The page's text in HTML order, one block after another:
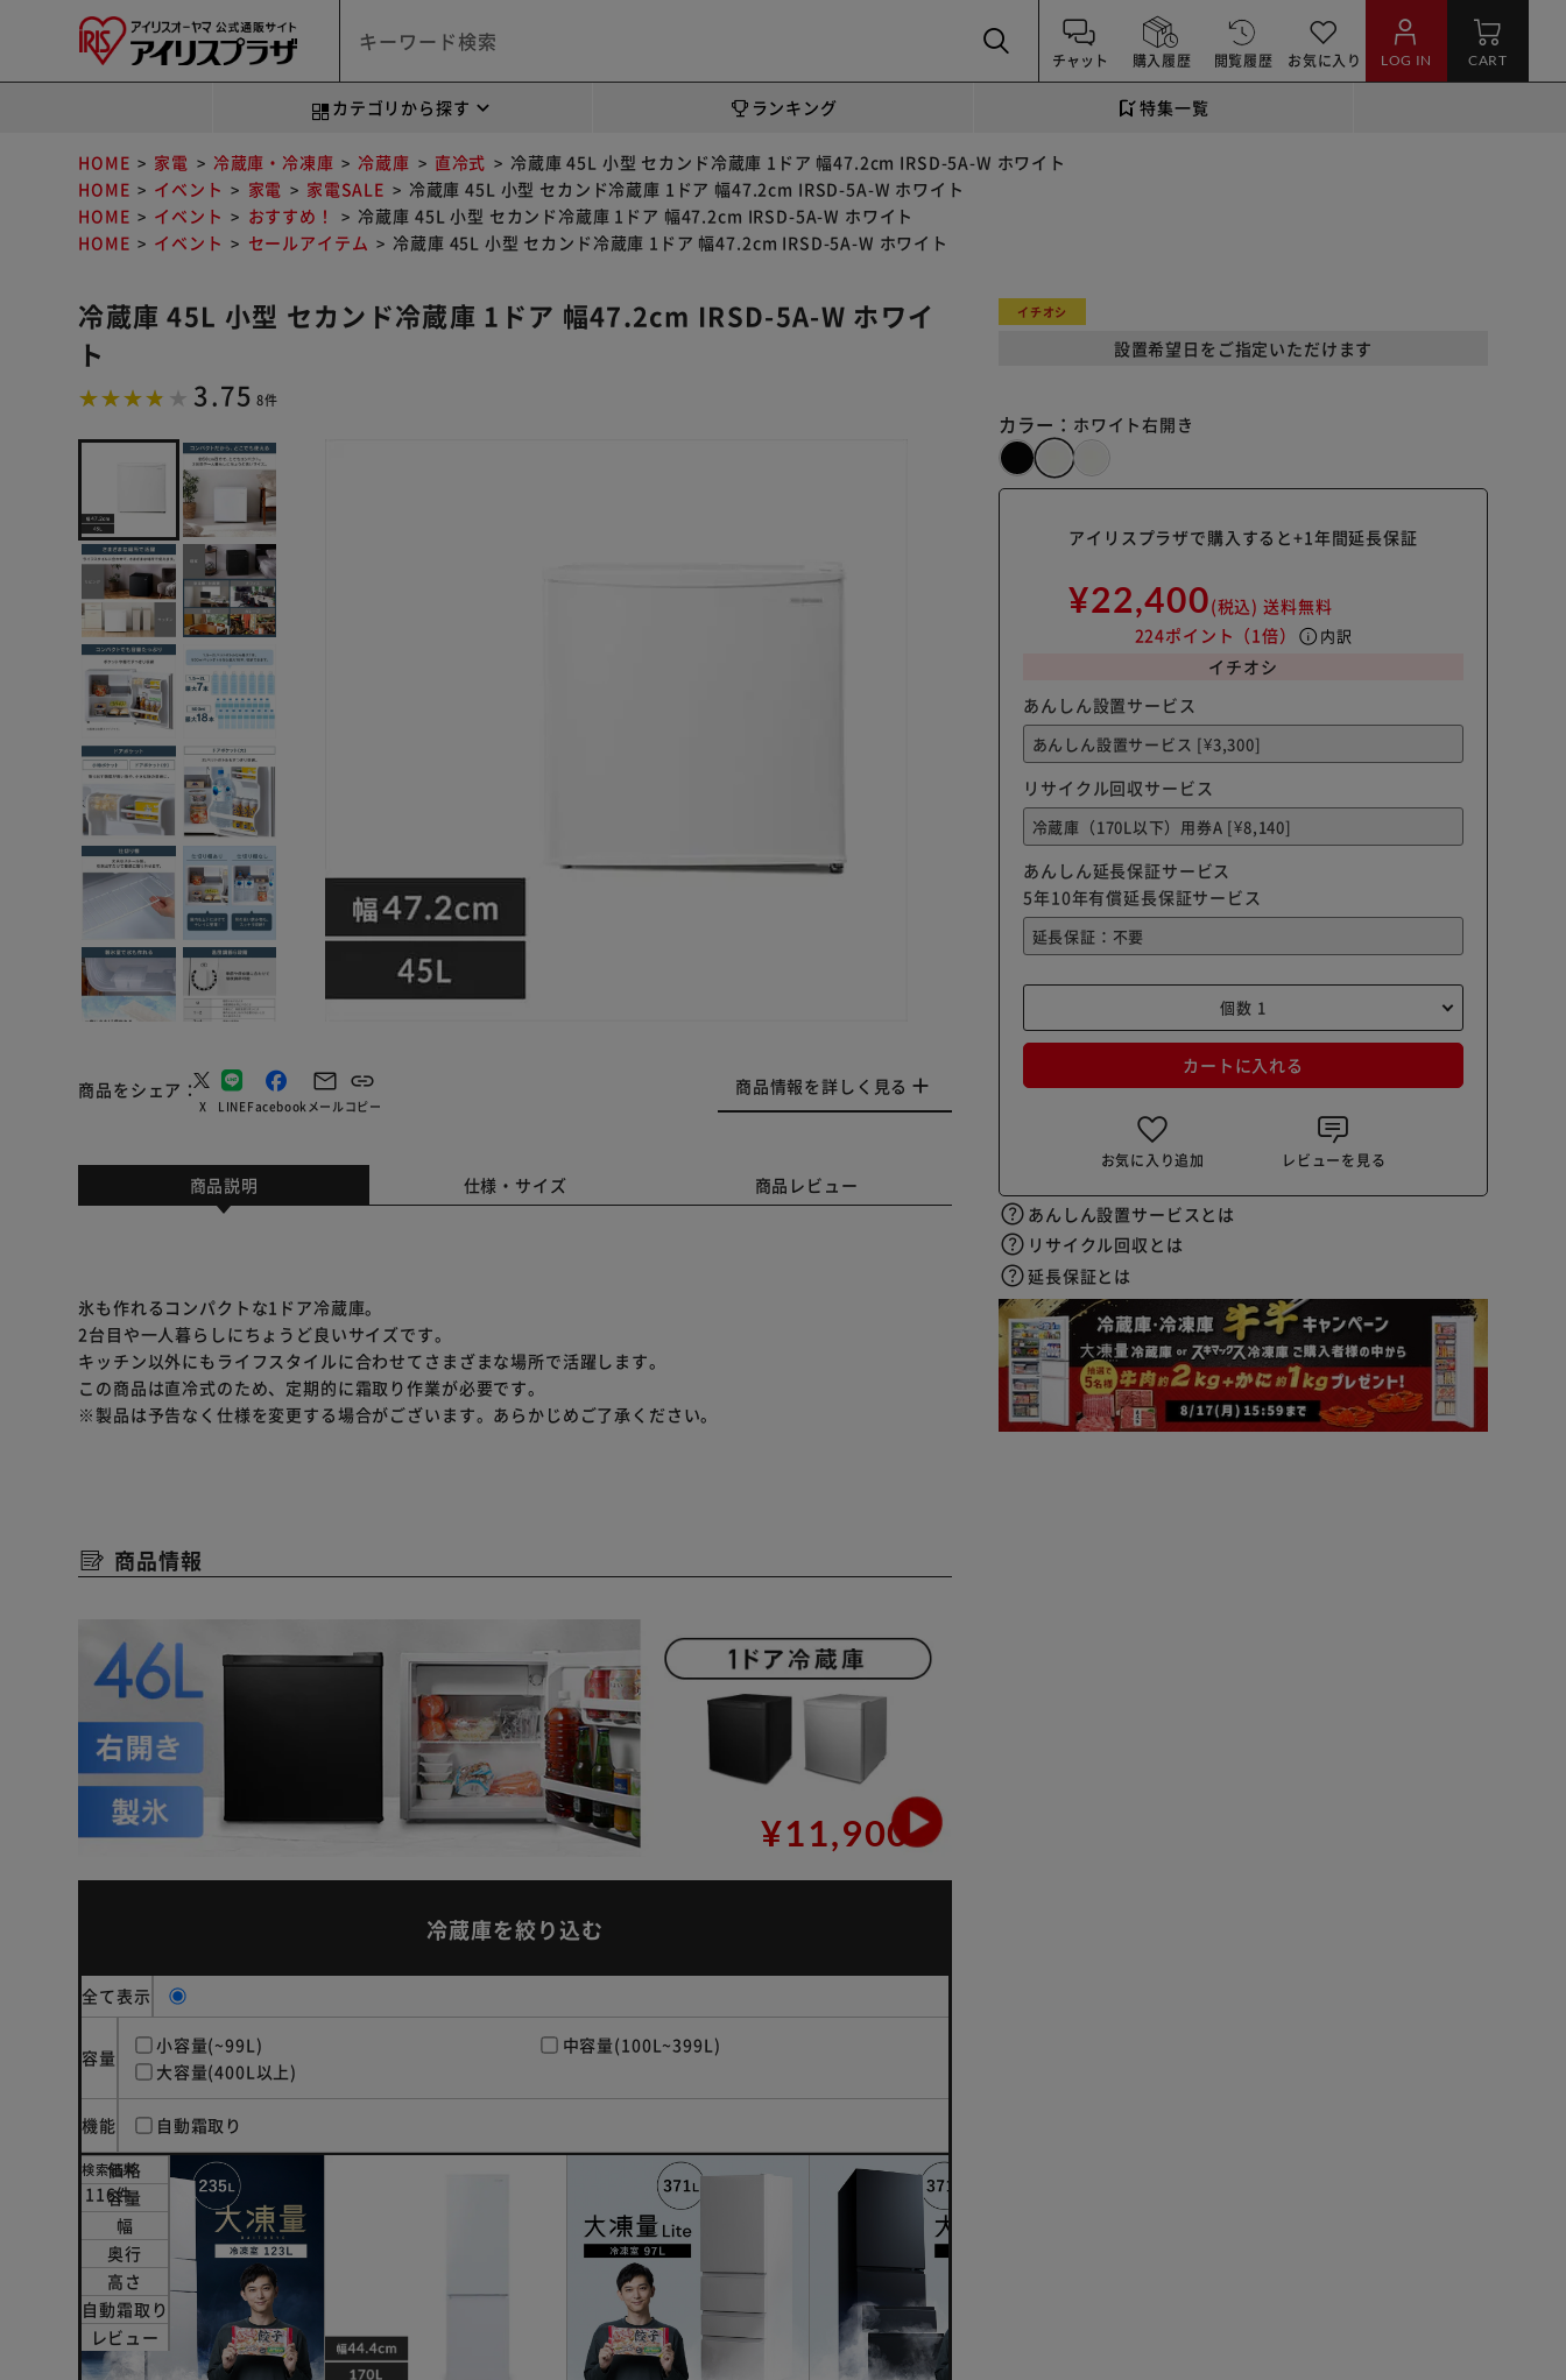
チャット 購入履歴 閲覧履歴 お気に入り LOG IN CART
カテゴリから探す ランキング 特集一覧
HOME 家電 冷蔵庫・冷凍庫 冷蔵庫 直冷式
冷蔵庫 45L 小型 セカンド冷蔵庫 1ドア 幅47.2cm IRSD-5A-W ホワイト
HOME
イベント 家電 家電SALE
冷蔵庫 45L 小型 セカンド冷蔵庫 1ドア 幅47.2cm IRSD-5A-W ホワイト
HOME
イベント おすすめ！
冷蔵庫 45L 小型 セカンド冷蔵庫 1ドア 幅47.2cm IRSD-5A-W ホワイト
HOME
イベント セールアイテム 冷蔵庫 45L 小型 セカンド冷蔵庫 1ドア 幅47.2cm IRSD-5A-W ホワイト
冷蔵庫 45L 小型 セカンド冷蔵庫 1ドア 幅47.2cm IRSD-5A-W ホワイ
ト
3.75 8件
商品をシェア
X LINEFacebookメールコピー
商品情報を詳しく見る
イチオシ
設置希望日をご指定いただけます
カラー： ホワイト右開き
アイリスプラザで購入すると+1年間延長保証
¥22,400(税込) 送料無料
224ポイント （1倍） info 内訳
イチオシ
あんしん設置サービス
リサイクル回収サービス
あんしん延長保証サービス
5年10年有償延長保証サービス
カートに入れる
お気に入り追加 レビューを見る
あんしん設置サービスとは
リサイクル回収とは
延長保証とは
商品説明 仕様・サイズ 商品レビュー
氷も作れるコンパクトな1ドア冷蔵庫。
2台目や一人暮らしにちょうど良いサイズです。
キッチン以外にもライフスタイルに合わせてさまざまな場所で活躍します。
この商品は直冷式のため、定期的に霜取り作業が必要です。
※製品は予告なく仕様を変更する場合がございます。あらかじめご了承ください。
商品情報
¥11,900
冷蔵庫を絞り込む
全て表示
容量
小容量(~99L)
中容量(100L~399L)
大容量(400L以上)
機能
自動霜取り
価格
容量
幅
奥行
高さ
自動霜取り
レビュー
検索結果
116件